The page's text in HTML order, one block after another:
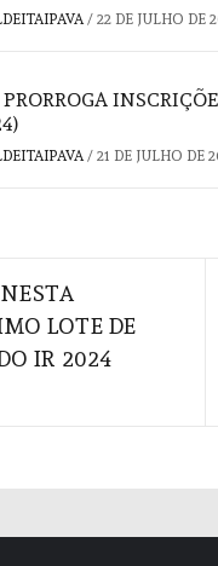
/ 22 DE JULHO DE
/ 21 DE JULHO DE
LOTE DE
IR 2024